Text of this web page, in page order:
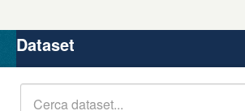
Organizzazioni
Gruppi
Dataset